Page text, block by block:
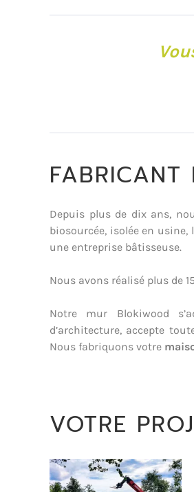
FABRICANT
Depuis plus de dix ans,
biosourcée, isolée en
une entreprise bâtisseuse.
Nous avons réalisé plus de
Notre mur Blokiwood
d’architecture, accepte
Nous fabriquons votre
VOTRE